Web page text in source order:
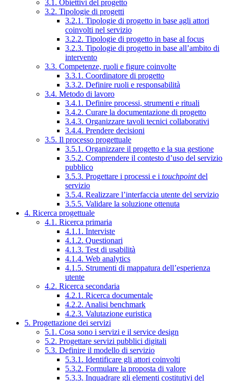
3.1. Obiettivi del progetto
3.2. Tipologie di progetti
3.2.1. Tipologie di progetto in base agli attori
coinvolti nel servizio
3.2.2. Tipologie di progetto in base al focus
3.2.3. Tipologie di progetto in base all’ambito di
intervento
3.3. Competenze, ruoli e figure coinvolte
3.3.1. Coordinatore di progetto
3.3.2. Definire ruoli e responsabilità
3.4. Metodo di lavoro
3.4.1. Definire processi, strumenti e rituali
3.4.2. Curare la documentazione di progetto
3.4.3. Organizzare tavoli tecnici collaborativi
3.4.4. Prendere decisioni
3.5. Il processo progettuale
3.5.1. Organizzare il progetto e la sua gestione
3.5.2. Comprendere il contesto d’uso del servizio
pubblico
3.5.3. Progettare i processi e i touchpointdel
servizio
3.5.4. Realizzare l’interfaccia utente del servizio
3.5.5. Validare la soluzione ottenuta
4. Ricerca progettuale
4.1. Ricerca primaria
4.1.1. Interviste
4.1.2. Questionari
4.1.3. Test di usabilità
4.1.4. Web analytics
4.1.5. Strumenti di mappatura dell’esperienza
utente
4.2. Ricerca secondaria
4.2.1. Ricerca documentale
4.2.2. Analisi benchmark
4.2.3. Valutazione euristica
5. Progettazione dei servizi
5.1. Cosa sono i servizi e il service design
5.2. Progettare servizi pubblici digitali
5.3. Definire il modello di servizio
5.3.1. Identificare gli attori coinvolti
5.3.2. Formulare la proposta di valore
5.3.3. Inquadrare gli elementi costitutivi del